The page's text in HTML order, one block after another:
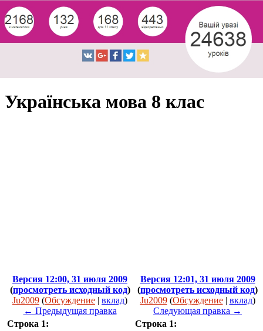
Українська мова 8 клас
Версия 12:00, 31 июля 2009
(просмотреть исходный код)
Ju2009 (Обсуждение | вклад)
← Предыдущая правка
Версия 12:01, 31 июля 2009
(просмотреть исходный код)
Ju2009 (Обсуждение| вклад)
Следующая правка →
Строка 1:
Строка 1: